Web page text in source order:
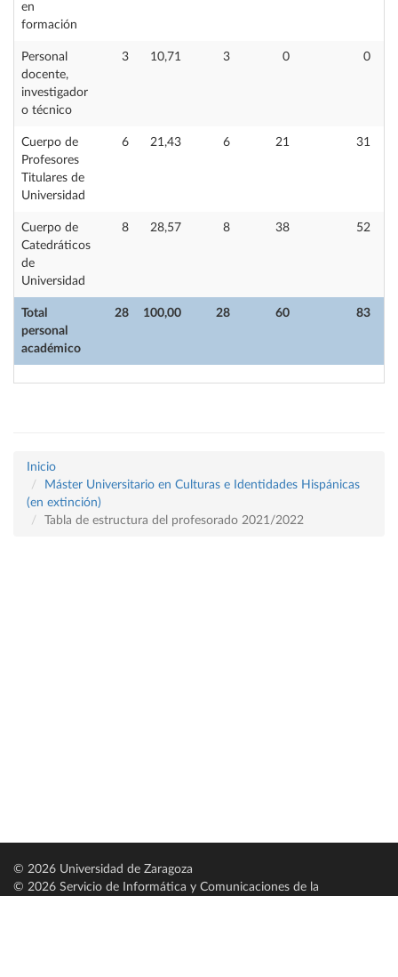
Total
personal
académico
28 100,00 28 60 83
en
formación
Personal
docente,
investigador
o técnico
3 10,71 3 0 0
Cuerpo de
Profesores
Titulares de
Universidad
6 21,43 6 21 31
Cuerpo de
Catedráticos
de
Universidad
8 28,57 8 38 52
Inicio
Máster Universitario en Culturas e Identidades Hispánicas
(en extinción)
Tabla de estructura del profesorado 2021/2022
© 2026 Universidad de Zaragoza
© 2026 Servicio de Informática y Comunicaciones de la